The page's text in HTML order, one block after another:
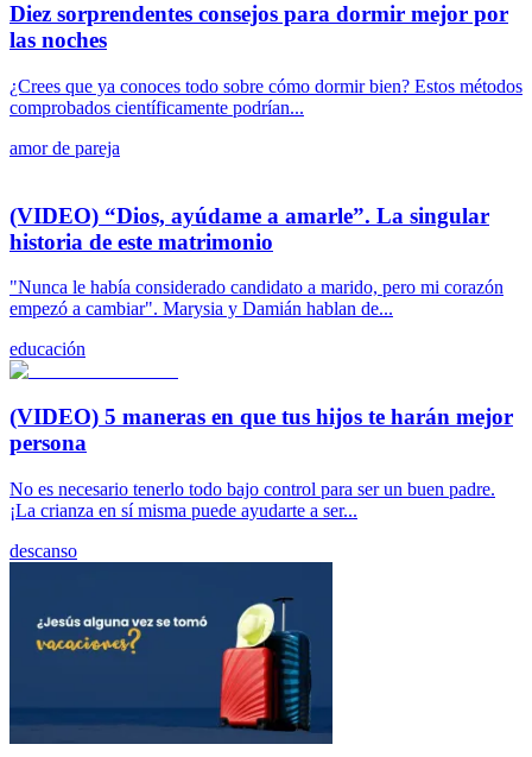
Diez sorprendentes consejos para dormir mejor por
las noches
¿Crees que ya conoces todo sobre cómo dormir bien? Estos métodos
comprobados científicamente podrían...
amor de pareja
(VIDEO) “Dios, ayúdame a amarle”. La singular
historia de este matrimonio
"Nunca le había considerado candidato a marido, pero mi corazón
empezó a cambiar". Marysia y Damián hablan de...
educación
(VIDEO) 5 maneras en que tus hijos te harán mejor
persona
No es necesario tenerlo todo bajo control para ser un buen padre.
¡La crianza en sí misma puede ayudarte a ser...
descanso